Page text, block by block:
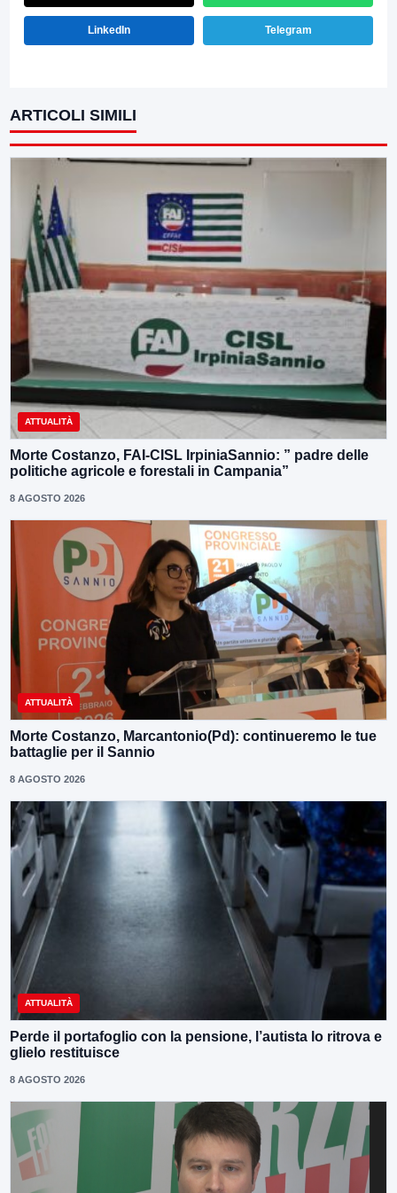
LinkedIn Telegram
ARTICOLI SIMILI
ATTUALITÀ
Morte Costanzo, FAI-CISL IrpiniaSannio: ” padre delle
politiche agricole e forestali in Campania”
8 AGOSTO 2026
ATTUALITÀ
Morte Costanzo, Marcantonio(Pd): continueremo le tue
battaglie per il Sannio
8 AGOSTO 2026
ATTUALITÀ
Perde il portafoglio con la pensione, l’autista lo ritrova e
glielo restituisce
8 AGOSTO 2026